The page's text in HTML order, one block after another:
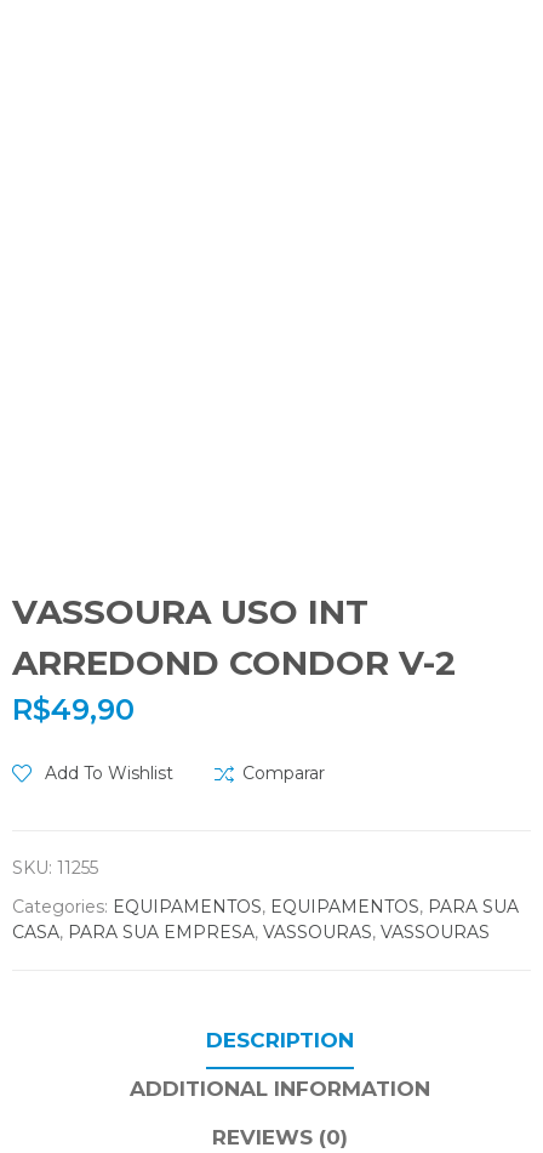
VASSOURA USO INT
ARREDOND CONDOR V-2
R$49,90
Add To Wishlist Comparar
SKU: 11255
Categories: EQUIPAMENTOS, EQUIPAMENTOS, PARA SUA
CASA, PARA SUA EMPRESA, VASSOURAS, VASSOURAS
DESCRIPTION
ADDITIONAL INFORMATION
REVIEWS (0)